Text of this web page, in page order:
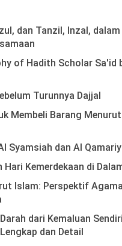
dan Tanzil, Inzal,
of Hadith Scholar Sa'id
Turunnya Dajjal
Membeli Barang
Syamsiah dan Al
Hari Kemerdekaan di
Islam: Perspektif
dari Kemaluan
dan Detail